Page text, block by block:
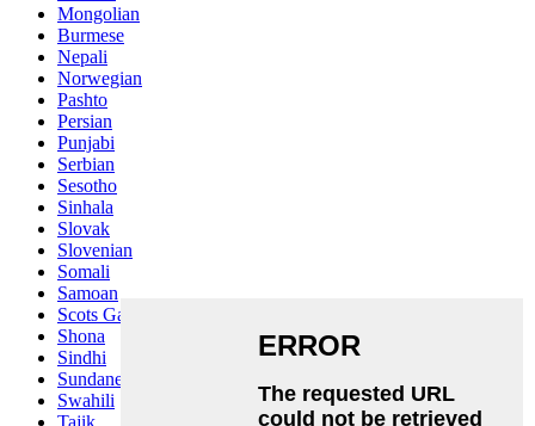
Mongolian
Burmese
Nepali
Norwegian
Pashto
Persian
Punjabi
Serbian
Sesotho
Sinhala
Slovak
Slovenian
Somali
Samoan
Scots Gaelic
Shona
Sindhi
Sundanese
Swahili
Tajik